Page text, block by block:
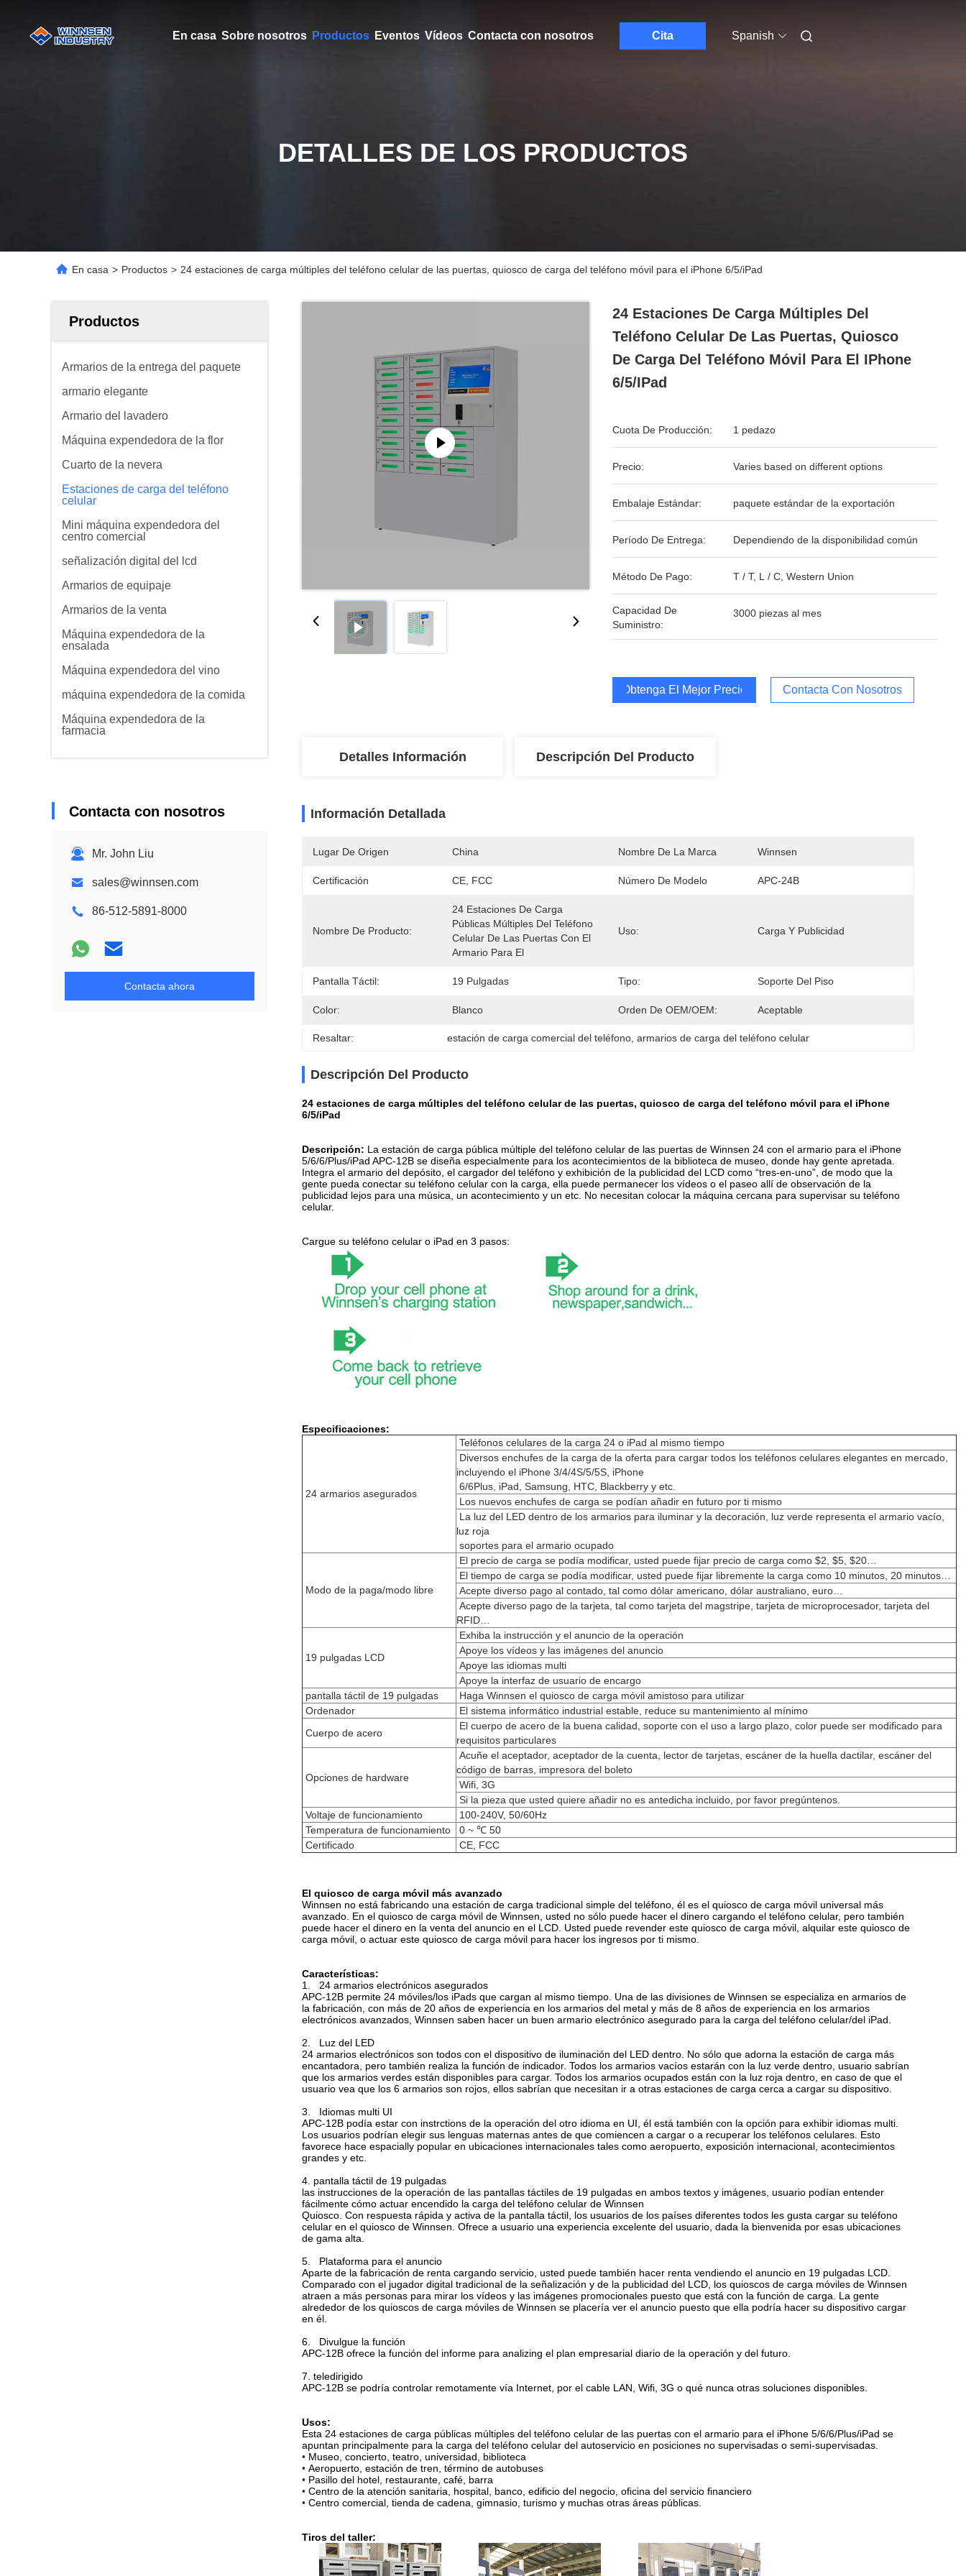
En casa Sobre nosotros Productos Eventos Vídeos Contacta con nosotros Cita Spanish
DETALLES DE LOS PRODUCTOS
En casa > Productos > 24 estaciones de carga múltiples del teléfono celular de las puertas, quiosco de carga del teléfono móvil para el iPhone 6/5/iPad
Productos
Armarios de la entrega del paquete
armario elegante
Armario del lavadero
Máquina expendedora de la flor
Cuarto de la nevera
Estaciones de carga del teléfono
celular
Mini máquina expendedora del
centro comercial
señalización digital del lcd
Armarios de equipaje
Armarios de la venta
Máquina expendedora de la
ensalada
Máquina expendedora del vino
máquina expendedora de la comida
Máquina expendedora de la
farmacia
Contacta con nosotros
Mr. John Liu
sales@winnsen.com
86-512-5891-8000
Contacta ahora
24 Estaciones De Carga Múltiples Del
Teléfono Celular De Las Puertas, Quiosco
De Carga Del Teléfono Móvil Para El IPhone
6/5/iPad
Cuota De Producción: 1 pedazo
Precio: Varies based on different options
Embalaje Estándar: paquete estándar de la exportación
Período De Entrega: Dependiendo de la disponibilidad común
Método De Pago: T / T, L / C, Western Union
Capacidad De
Suministro:
3000 piezas al mes
Obtenga El Mejor Precio Contacta Con Nosotros
Detalles Información Descripción Del Producto
Información Detallada
Lugar De Origen China Nombre De La Marca Winnsen
Certificación CE, FCC Número De Modelo APC-24B
Nombre De Producto:
24 Estaciones De Carga
Públicas Múltiples Del Teléfono
Celular De Las Puertas Con El
Armario Para El
Uso: Carga Y Publicidad
Pantalla Táctil: 19 Pulgadas Tipo: Soporte Del Piso
Color: Blanco Orden De OEM/OEM: Aceptable
Resaltar: estación de carga comercial del teléfono , armarios de carga del teléfono celular
Descripción Del Producto
24 estaciones de carga múltiples del teléfono celular de las puertas, quiosco de carga del teléfono móvil para el iPhone
6/5/iPad
Descripción: La estación de carga pública múltiple del teléfono celular de las puertas de Winnsen 24 con el armario para el iPhone
5/6/6/Plus/iPad APC-12B se diseña especialmente para los acontecimientos de la biblioteca de museo, donde hay gente apretada.
Integra el armario del depósito, el cargador del teléfono y exhibición de la publicidad del LCD como “tres-en-uno”, de modo que la
gente pueda conectar su teléfono celular con la carga, ella puede permanecer los vídeos o el paseo allí de observación de la
publicidad lejos para una música, un acontecimiento y un etc. No necesitan colocar la máquina cercana para supervisar su teléfono
celular.
Cargue su teléfono celular o iPad en 3 pasos:
Especificaciones:
24 armarios asegurados
Teléfonos celulares de la carga 24 o iPad al mismo tiempo
Diversos enchufes de la carga de la oferta para cargar todos los teléfonos celulares elegantes en mercado,
incluyendo el iPhone 3/4/4S/5/5S, iPhone
6/6Plus, iPad, Samsung, HTC, Blackberry y etc.
Los nuevos enchufes de carga se podían añadir en futuro por ti mismo
La luz del LED dentro de los armarios para iluminar y la decoración, luz verde representa el armario vacío,
luz roja
soportes para el armario ocupado
Modo de la paga/modo libre
El precio de carga se podía modificar, usted puede fijar precio de carga como $2, $5, $20…
El tiempo de carga se podía modificar, usted puede fijar libremente la carga como 10 minutos, 20 minutos…
Acepte diverso pago al contado, tal como dólar americano, dólar australiano, euro…
Acepte diverso pago de la tarjeta, tal como tarjeta del magstripe, tarjeta de microprocesador, tarjeta del
RFID…
19 pulgadas LCD
Exhiba la instrucción y el anuncio de la operación
Apoye los vídeos y las imágenes del anuncio
Apoye las idiomas multi
Apoye la interfaz de usuario de encargo
pantalla táctil de 19 pulgadas
Haga Winnsen el quiosco de carga móvil amistoso para utilizar
Ordenador
El sistema informático industrial estable, reduce su mantenimiento al mínimo
Cuerpo de acero
El cuerpo de acero de la buena calidad, soporte con el uso a largo plazo, color puede ser modificado para
requisitos particulares
Opciones de hardware
Acuñe el aceptador, aceptador de la cuenta, lector de tarjetas, escáner de la huella dactilar, escáner del
código de barras, impresora del boleto
Wifi, 3G
Si la pieza que usted quiere añadir no es antedicha incluido, por favor pregúntenos.
Voltaje de funcionamiento
100-240V, 50/60Hz
Temperatura de funcionamiento
0 ~ ℃ 50
Certificado
CE, FCC
El quiosco de carga móvil más avanzado
Winnsen no está fabricando una estación de carga tradicional simple del teléfono, él es el quiosco de carga móvil universal más
avanzado. En el quiosco de carga móvil de Winnsen, usted no sólo puede hacer el dinero cargando el teléfono celular, pero también
puede hacer el dinero en la venta del anuncio en el LCD. Usted puede revender este quiosco de carga móvil, alquilar este quiosco de
carga móvil, o actuar este quiosco de carga móvil para hacer los ingresos por ti mismo.
Características:
1. 24 armarios electrónicos asegurados
APC-12B permite 24 móviles/los iPads que cargan al mismo tiempo. Una de las divisiones de Winnsen se especializa en armarios de
la fabricación, con más de 20 años de experiencia en los armarios del metal y más de 8 años de experiencia en los armarios
electrónicos avanzados, Winnsen saben hacer un buen armario electrónico asegurado para la carga del teléfono celular/del iPad.
2. Luz del LED
24 armarios electrónicos son todos con el dispositivo de iluminación del LED dentro. No sólo que adorna la estación de carga más
encantadora, pero también realiza la función de indicador. Todos los armarios vacíos estarán con la luz verde dentro, usuario sabrían
que los armarios verdes están disponibles para cargar. Todos los armarios ocupados están con la luz roja dentro, en caso de que el
usuario vea que los 6 armarios son rojos, ellos sabrían que necesitan ir a otras estaciones de carga cerca a cargar su dispositivo.
3. Idiomas multi UI
APC-12B podía estar con instrctions de la operación del otro idioma en UI, él está también con la opción para exhibir idiomas multi.
Los usuarios podrían elegir sus lenguas maternas antes de que comiencen a cargar o a recuperar los teléfonos celulares. Esto
favorece hace espacially popular en ubicaciones internacionales tales como aeropuerto, exposición internacional, acontecimientos
grandes y etc.
4. pantalla táctil de 19 pulgadas
las instrucciones de la operación de las pantallas táctiles de 19 pulgadas en ambos textos y imágenes, usuario podían entender
fácilmente cómo actuar encendido la carga del teléfono celular de Winnsen
Quiosco. Con respuesta rápida y activa de la pantalla táctil, los usuarios de los países diferentes todos les gusta cargar su teléfono
celular en el quiosco de Winnsen. Ofrece a usuario una experiencia excelente del usuario, dada la bienvenida por esas ubicaciones
de gama alta.
5. Plataforma para el anuncio
Aparte de la fabricación de renta cargando servicio, usted puede también hacer renta vendiendo el anuncio en 19 pulgadas LCD.
Comparado con el jugador digital tradicional de la señalización y de la publicidad del LCD, los quioscos de carga móviles de Winnsen
atraen a más personas para mirar los vídeos y las imágenes promocionales puesto que está con la función de carga. La gente
alrededor de los quioscos de carga móviles de Winnsen se placería ver el anuncio puesto que ella podría hacer su dispositivo cargar
en él.
6. Divulgue la función
APC-12B ofrece la función del informe para analizing el plan empresarial diario de la operación y del futuro.
7. teledirigido
APC-12B se podría controlar remotamente vía Internet, por el cable LAN, Wifi, 3G o qué nunca otras soluciones disponibles.
Usos:
Esta 24 estaciones de carga públicas múltiples del teléfono celular de las puertas con el armario para el iPhone 5/6/6/Plus/iPad se
apuntan principalmente para la carga del teléfono celular del autoservicio en posiciones no supervisadas o semi-supervisadas.
• Museo, concierto, teatro, universidad, biblioteca
• Aeropuerto, estación de tren, término de autobuses
• Pasillo del hotel, restaurante, café, barra
• Centro de la atención sanitaria, hospital, banco, edificio del negocio, oficina del servicio financiero
• Centro comercial, tienda de cadena, gimnasio, turismo y muchas otras áreas públicas.
Tiros del taller: